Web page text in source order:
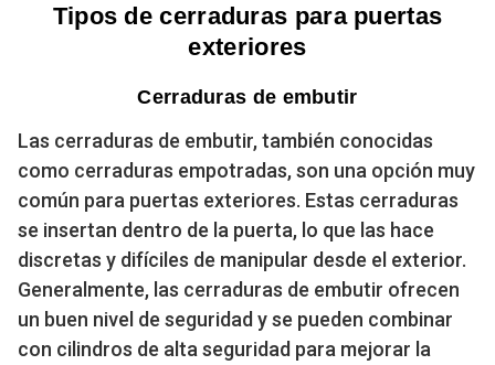
Tipos de cerraduras para puertas
exteriores
Cerraduras de embutir
Las cerraduras de embutir, también conocidas
como cerraduras empotradas, son una opción muy
común para puertas exteriores. Estas cerraduras
se insertan dentro de la puerta, lo que las hace
discretas y difíciles de manipular desde el exterior.
Generalmente, las cerraduras de embutir ofrecen
un buen nivel de seguridad y se pueden combinar
con cilindros de alta seguridad para mejorar la